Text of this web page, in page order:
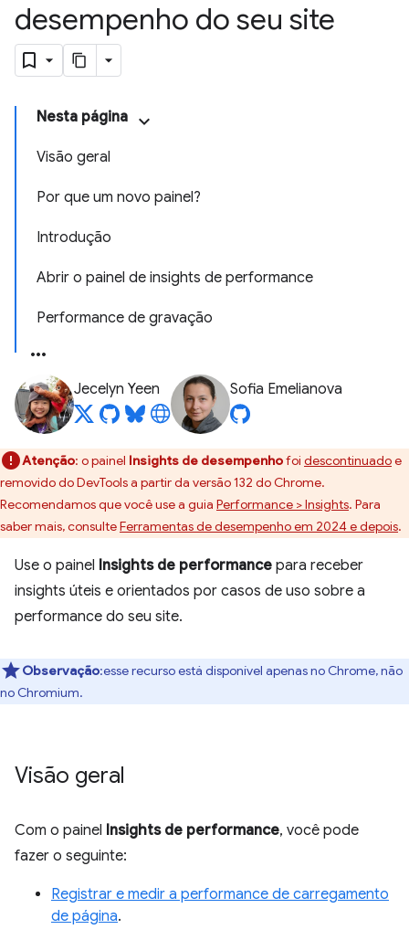
desempenho do seu site
Nesta página
Visão geral
Por que um novo painel?
Introdução
Abrir o painel de insights de performance
Performance de gravação
Jecelyn Yeen Sofia Emelianova
Atenção: o painel Insights de desempenhofoi descontinuadoe
removido do DevTools a partir da versão 132 do Chrome.
Recomendamos que você use a guia Performance > Insights. Para
saber mais, consulteFerramentas de desempenho em 2024 e depois.
Use o painel Insights de performance para receber
insights úteis e orientados por casos de uso sobre a
performance do seu site.
Observação:esse recurso está disponível apenas no Chrome, não
no Chromium.
Visão geral
Com o painel Insights de performance, você pode
fazer o seguinte:
Registrar e medir a performance de carregamento
de página.